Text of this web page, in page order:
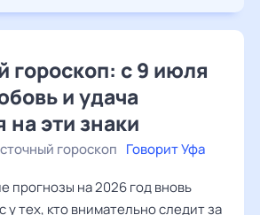
гороскоп: с 9 июля
и удача
на эти знаки
гороскоп Говорит Уфа
прогнозы на 2026 год вновь
у тех, кто внимательно следит за